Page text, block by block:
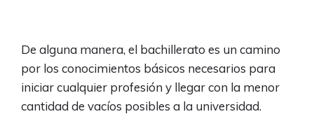
De alguna manera, el bachillerato es un camino
por los conocimientos básicos necesarios para
iniciar cualquier profesión y llegar con la menor
cantidad de vacíos posibles a la universidad.